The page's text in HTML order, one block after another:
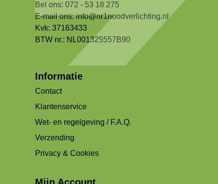
Bel ons: 072 - 53 18 275
E-mail ons:info@nr1noodverlichting.nl
Kvk: 37163433
BTW nr.: NL001325557B90
Informatie
Contact
Klantenservice
Wet- en regelgeving / F.A.Q.
Verzending
Privacy & Cookies